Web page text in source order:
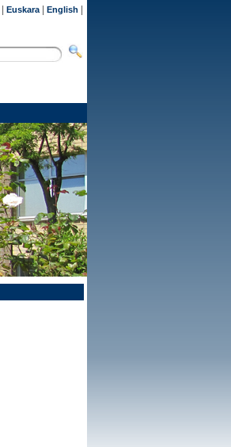
Euskara| English